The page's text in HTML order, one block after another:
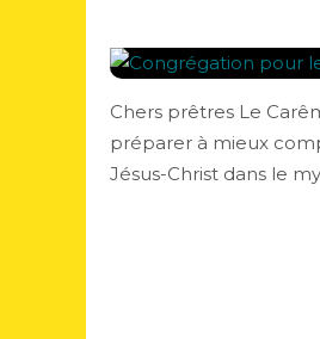
Chers prêtres Le
préparer à mieux
Jésus-Christ dans le